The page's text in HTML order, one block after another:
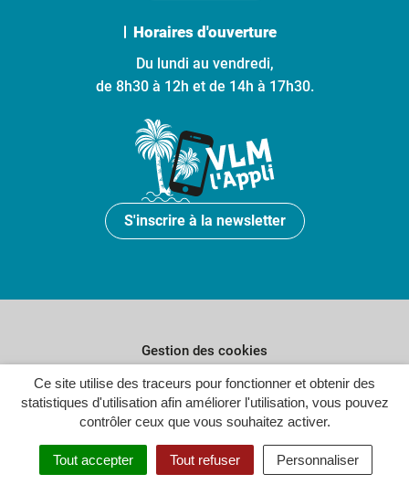
Ce site utilise des traceurs pour fonctionner et obtenir des
statistiques d'utilisation afin améliorer l'utilisation, vous pouvez
contrôler ceux que vous souhaitez activer.
Tout accepter Tout refuser Personnaliser
Horaires d'ouverture
Du lundi au vendredi,
de 8h30 à 12h et de 14h à 17h30.
S'inscrire à la newsletter
Gestion des cookies
Plan du site
Politique de confidentialité
Crédits